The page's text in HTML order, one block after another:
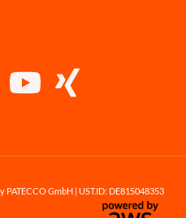
GmbH | UST.ID: DE815048353